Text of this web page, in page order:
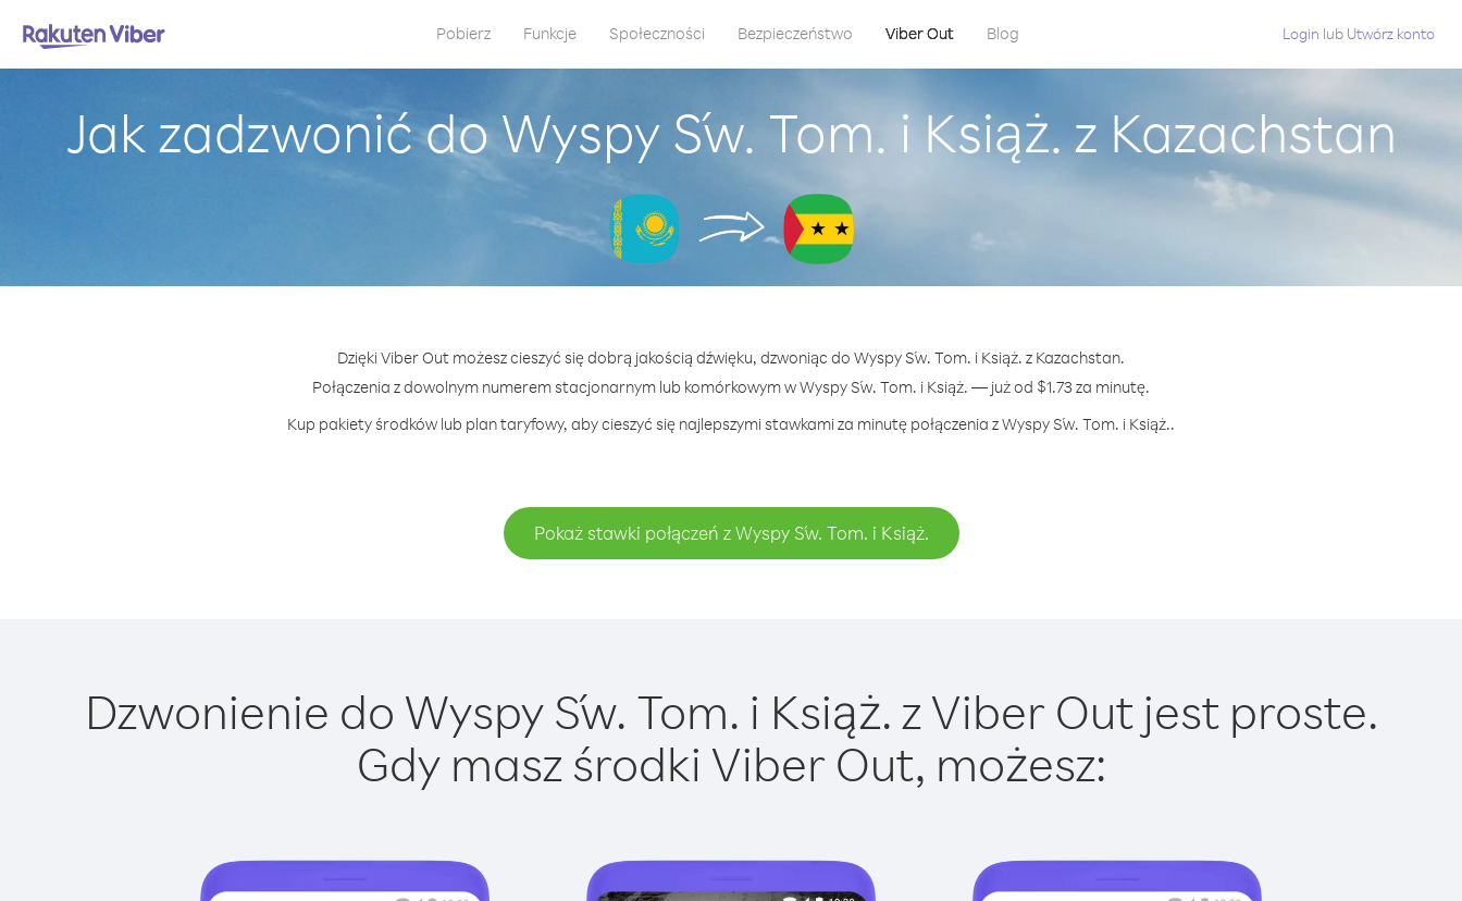
Pobierz Funkcje Społeczności Bezpieczeństwo Viber Out Blog Login lub Utwórz konto
Jak zadzwonić do Wyspy Św. Tom. i Książ. z Kazachstan
Dzięki Viber Out możesz cieszyć się dobrą jakością dźwięku, dzwoniąc do Wyspy Św. Tom. i Książ. z Kazachstan.
Połączenia z dowolnym numerem stacjonarnym lub komórkowym w Wyspy Św. Tom. i Książ. — już od $1.73 za minutę.
Kup pakiety środków lub plan taryfowy, aby cieszyć się najlepszymi stawkami za minutę połączenia z Wyspy Św. Tom. i Książ..
Pokaż stawki połączeń z Wyspy Św. Tom. i Książ.
Dzwonienie do Wyspy Św. Tom. i Książ. z Viber Out jest proste.
Gdy masz środki Viber Out, możesz: